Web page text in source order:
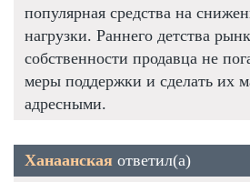
популярная средства на
нагрузки. Раннего детства
собственности продавца не
меры поддержки и сделать их
адресными.
Ханаанская ответил(а)